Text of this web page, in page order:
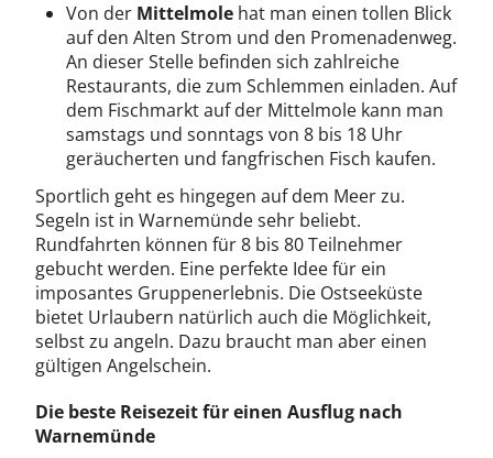
Von der Mittelmole hat man einen tollen Blick
auf den Alten Strom und den Promenadenweg.
An dieser Stelle befinden sich zahlreiche
Restaurants, die zum Schlemmen einladen. Auf
dem Fischmarkt auf der Mittelmole kann man
samstags und sonntags von 8 bis 18 Uhr
geräucherten und fangfrischen Fisch kaufen.
Sportlich geht es hingegen auf dem Meer zu.
Segeln ist in Warnemünde sehr beliebt.
Rundfahrten können für 8 bis 80 Teilnehmer
gebucht werden. Eine perfekte Idee für ein
imposantes Gruppenerlebnis. Die Ostseeküste
bietet Urlaubern natürlich auch die Möglichkeit,
selbst zu angeln. Dazu braucht man aber einen
gültigen Angelschein.
Die beste Reisezeit für einen Ausflug nach
Warnemünde